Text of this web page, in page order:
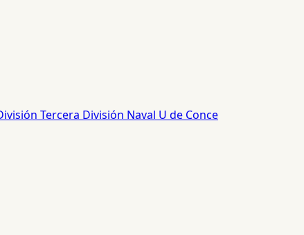
Tercera División Naval U de Conce